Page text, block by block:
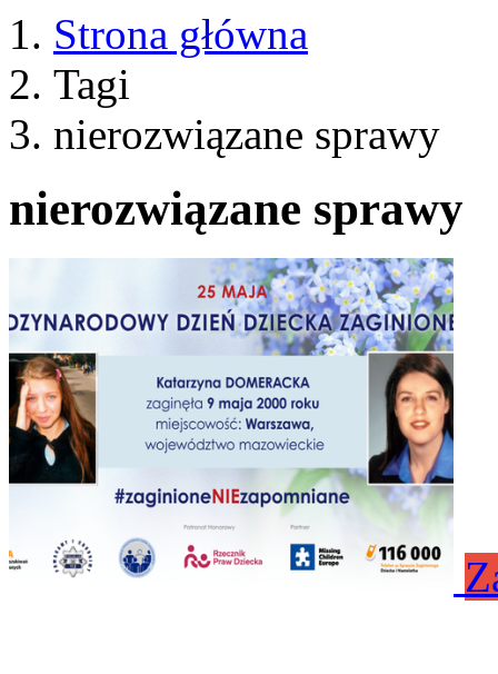
Strona główna
Tagi
nierozwiązane sprawy
nierozwiązane sprawy